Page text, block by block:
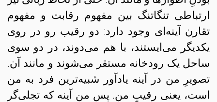
ارتباطی تنگاتنگ بین مفهوم رقابت و مفهوم
تقارن آینه‌ای وجود دارد: دو رقیب رو در روی
یکدیگر می‌ایستند، با هم می‌دوند، در دو سوی
ساحل یک رودخانه مستقر می‌شوند و مانند آن.
تصویرِ من در آینه یادآور شبیه‌ترین فرد به من
است، یعنی رقیبِ من. پس من آینه که تجلی‌گر